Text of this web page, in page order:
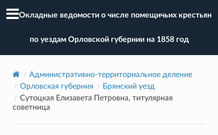
Окладные ведомости о числе помещичьих крестьян
по уездам Орловской губернии на 1858 год
Административно-территориальное деление
Орловская губерния
Брянский уезд
Сутоцкая Елизавета Петровна, титулярная
советница